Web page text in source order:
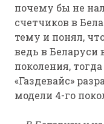
почему бы не
счетчиков в
тему и понял,
ведь в Беларуси
поколения,
«Газдевайс»
модели 4-го